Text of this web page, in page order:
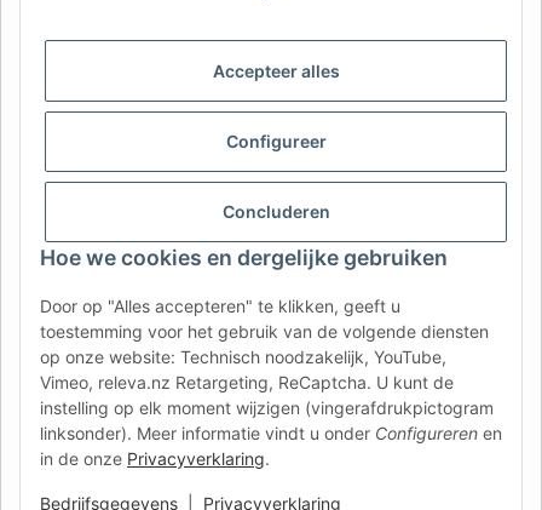
Accepteer alles
Configureer
Concluderen
Hoe we cookies en dergelijke gebruiken
Door op "Alles accepteren" te klikken, geeft u
toestemming voor het gebruik van de volgende diensten
op onze website: Technisch noodzakelijk, YouTube,
Vimeo, releva.nz Retargeting, ReCaptcha. U kunt de
instelling op elk moment wijzigen (vingerafdrukpictogram
linksonder). Meer informatie vindt u onder Configureren en
in de onze Privacyverklaring.
Bedrijfsgegevens Privacyverklaring
Uw specialist in onderdelen voor aanhangwagens | Votre
spécialiste en pièces détachées pour remorques
Contact: info@afatek.com
AFATEK INTERNATIONAL – SELECT REGION & LANGUAGE | KIES
CH (DE)
CH (IT) BE (NL) BE (FR)
FR IT ES DK PL
UK NZ USA MX PT
SE FI CZ HU SK